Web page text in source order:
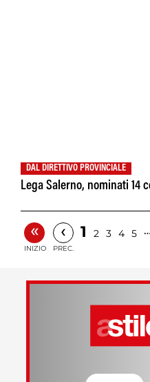
DAL DIRETTIVO PROVINCIALE
Lega Salerno, nominati 14
«
INIZIO
‹
PREC.
1 2 3 4 5